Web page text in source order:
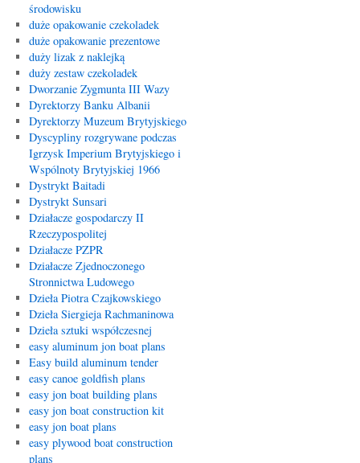
środowisku
duże opakowanie czekoladek
duże opakowanie prezentowe
duży lizak z naklejką
duży zestaw czekoladek
Dworzanie Zygmunta III Wazy
Dyrektorzy Banku Albanii
Dyrektorzy Muzeum Brytyjskiego
Dyscypliny rozgrywane podczas
Igrzysk Imperium Brytyjskiego i
Wspólnoty Brytyjskiej 1966
Dystrykt Baitadi
Dystrykt Sunsari
Działacze gospodarczy II
Rzeczypospolitej
Działacze PZPR
Działacze Zjednoczonego
Stronnictwa Ludowego
Dzieła Piotra Czajkowskiego
Dzieła Siergieja Rachmaninowa
Dzieła sztuki współczesnej
easy aluminum jon boat plans
Easy build aluminum tender
easy canoe goldfish plans
easy jon boat building plans
easy jon boat construction kit
easy jon boat plans
easy plywood boat construction
plans